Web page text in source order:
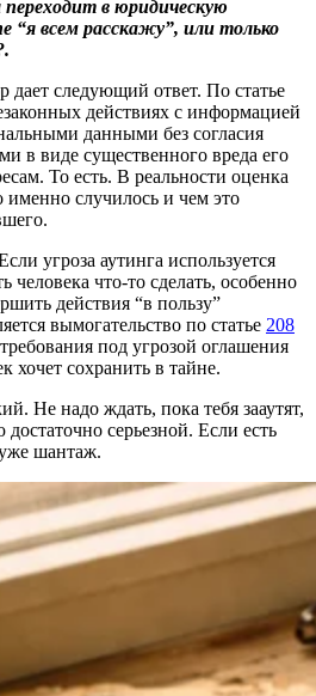
переходит в юридическую
“я всем расскажу”, или только
следующий ответ. По статье
действиях с информацией
данными без согласия
в виде существенного вреда его
То есть. В реальности оценка
именно случилось и чем это
угроза аутинга используется
человека что-то сделать, особенно
действия “в пользу”
вымогательство по статье 208
под угрозой оглашения
хочет сохранить в тайне.
Не надо ждать, пока тебя зааутят,
серьезной. Если есть
шантаж.